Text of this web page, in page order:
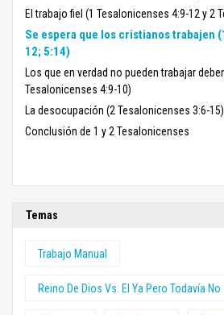
El trabajo fiel (1 Tesalonicenses 4:9-12 y 2
Se espera que los cristianos trabajen
12; 5:14)
Los que en verdad no pueden trabajar
Tesalonicenses 4:9-10)
La desocupación (2 Tesalonicenses 3:6-15)
Conclusión de 1 y 2 Tesalonicenses
Temas
Trabajo Manual
Reino De Dios Vs. El Ya Pero Todavía No